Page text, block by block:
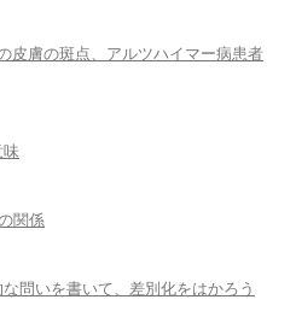
皮膚の斑点、アルツハイマー病患者
味
関係
問いを書いて、差別化をはかろう